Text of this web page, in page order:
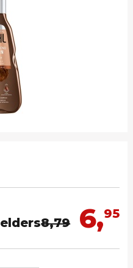
6,95
elders8,79